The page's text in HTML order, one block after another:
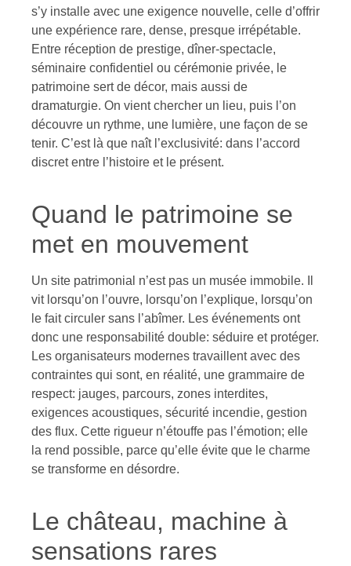
s’y installe avec une exigence nouvelle, celle d’offrir
une expérience rare, dense, presque irrépétable.
Entre réception de prestige, dîner-spectacle,
séminaire confidentiel ou cérémonie privée, le
patrimoine sert de décor, mais aussi de
dramaturgie. On vient chercher un lieu, puis l’on
découvre un rythme, une lumière, une façon de se
tenir. C’est là que naît l’exclusivité: dans l’accord
discret entre l’histoire et le présent.
Quand le patrimoine se
met en mouvement
Un site patrimonial n’est pas un musée immobile. Il
vit lorsqu’on l’ouvre, lorsqu’on l’explique, lorsqu’on
le fait circuler sans l’abîmer. Les événements ont
donc une responsabilité double: séduire et protéger.
Les organisateurs modernes travaillent avec des
contraintes qui sont, en réalité, une grammaire de
respect: jauges, parcours, zones interdites,
exigences acoustiques, sécurité incendie, gestion
des flux. Cette rigueur n’étouffe pas l’émotion; elle
la rend possible, parce qu’elle évite que le charme
se transforme en désordre.
Le château, machine à
sensations rares